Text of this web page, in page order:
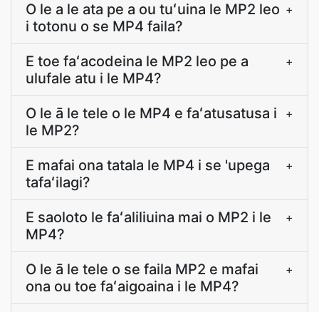
O le a le ata pe a ou tuʻuina le MP2 leo
i totonu o se MP4 faila?
+
E toe faʻacodeina le MP2 leo pe a
ulufale atu i le MP4?
+
O le ā le tele o le MP4 e faʻatusatusa i
le MP2?
+
E mafai ona tatala le MP4 i se 'upega
tafaʻilagi?
+
E saoloto le faʻaliliuina mai o MP2 i le
MP4?
+
O le ā le tele o se faila MP2 e mafai
ona ou toe faʻaigoaina i le MP4?
+